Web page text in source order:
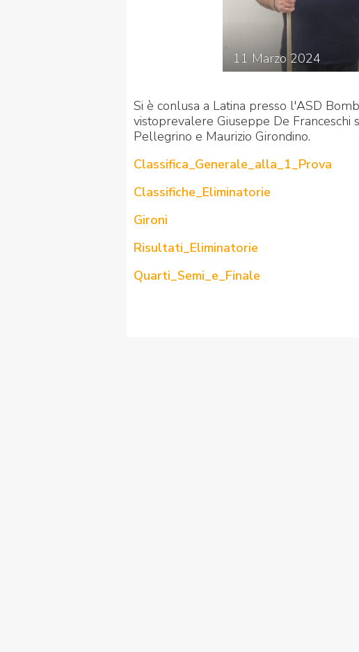
11 Marzo 2024
Si è conlusa a Latina presso l'ASD
vistoprevalere Giuseppe De Franceschi
Pellegrino e Maurizio Girondino.
Classifica_Generale_alla_1_Prova
Classifiche_Eliminatorie
Gironi
Risultati_Eliminatorie
Quarti_Semi_e_Finale